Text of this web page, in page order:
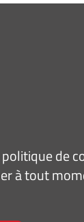
de
à tout